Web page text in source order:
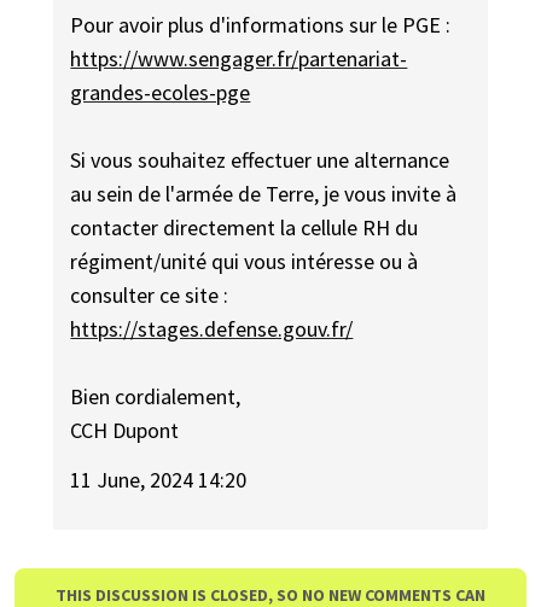
Pour avoir plus d'informations sur le PGE :
https://www.sengager.fr/partenariat-
grandes-ecoles-pge
Si vous souhaitez effectuer une alternance
au sein de l'armée de Terre, je vous invite à
contacter directement la cellule RH du
régiment/unité qui vous intéresse ou à
consulter ce site :
https://stages.defense.gouv.fr/
Bien cordialement,
CCH Dupont
11 June, 2024 14:20
THIS DISCUSSION IS CLOSED, SO NO NEW COMMENTS CAN